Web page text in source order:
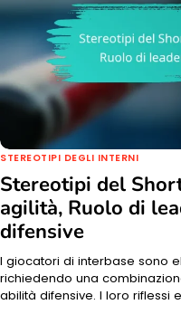
STEREOTIPI DEGLI INTERNI
Stereotipi del
agilità, Ruolo di
difensive
I giocatori di interbase sono
richiedendo una
abilità difensive. I loro riflessi